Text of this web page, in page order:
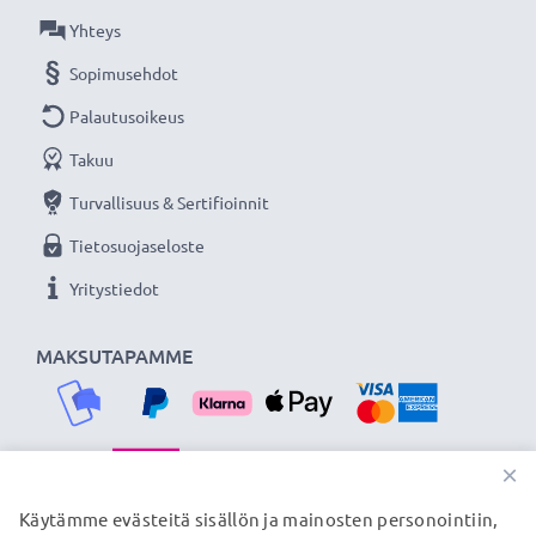
Olemme vuonna 2004 perustettu kansainvälinen
verkkokauppa, joka tarjoaa laadukkaita tuotteita, ja
MAKSUTAPAMME
Yhteys
Sopimusehdot
Palautusoikeus
Takuu
Turvallisuus & Sertifioinnit
Tietosuojaseloste
Yritystiedot
TOIMITUSKUMPPANIMME
×
Käytämme evästeitä sisällön ja mainosten personointiin,